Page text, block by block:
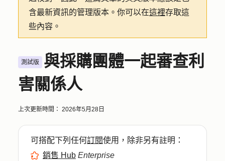
含最新資訊的管理版本。你可以在這裡存取這
些內容。
測試版
與採購團體一起審查利
害關係人
上次更新時間： 2026年5月28日
可搭配下列任何訂閱使用，除非另有註明：
銷售 Hub Enterprise